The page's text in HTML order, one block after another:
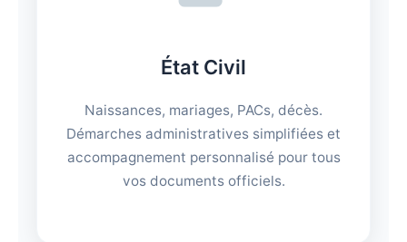
État Civil
Naissances, mariages, PACs, décès.
Démarches administratives simplifiées et
accompagnement personnalisé pour tous
vos documents officiels.